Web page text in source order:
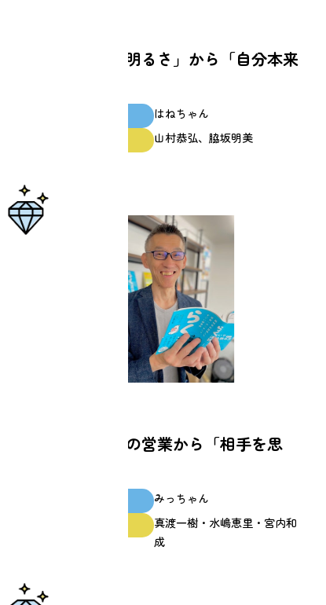
「頑張っている明るさ」から「自分本来
はねちゃん
山村恭弘、脇坂明美
「不安ベース」の営業から「相手を思
みっちゃん
真渡一樹・水嶋恵里・宮内和
成